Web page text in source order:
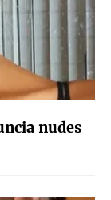
nudes